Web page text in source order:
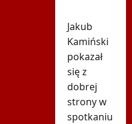
Jakub
Kamiński
pokazał
się z
dobrej
strony w
spotkaniu